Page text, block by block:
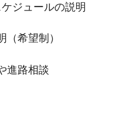
ジュールの説明
希望制）
進路相談